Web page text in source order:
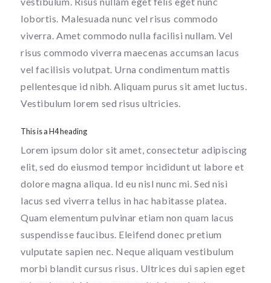
lobortis. Malesuada nunc vel risus commodo
viverra. Amet commodo nulla facilisi nullam. Vel
risus commodo viverra maecenas accumsan lacus
vel facilisis volutpat. Urna condimentum mattis
pellentesque id nibh. Aliquam purus sit amet luctus.
Vestibulum lorem sed risus ultricies.
This is a H4 heading
Lorem ipsum dolor sit amet, consectetur adipiscing
elit, sed do eiusmod tempor incididunt ut labore et
dolore magna aliqua. Id eu nisl nunc mi. Sed nisi
lacus sed viverra tellus in hac habitasse platea.
Quam elementum pulvinar etiam non quam lacus
suspendisse faucibus. Eleifend donec pretium
vulputate sapien nec. Neque aliquam vestibulum
morbi blandit cursus risus. Ultrices dui sapien eget